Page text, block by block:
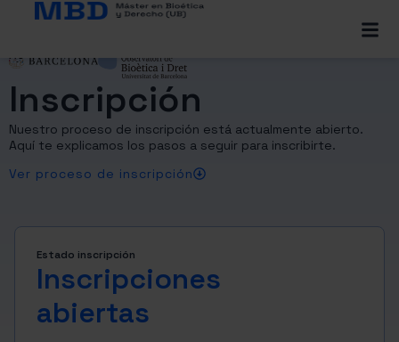
Inscripción
Nuestro proceso de inscripción está actualmente abierto.
Aquí te explicamos los pasos a seguir para inscribirte.
Ver proceso de inscripción
Estado inscripción
Inscripciones
abiertas